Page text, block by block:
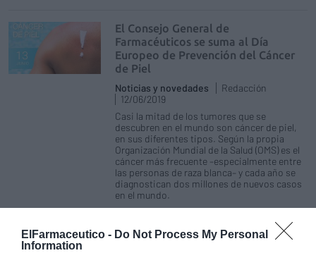
ElFarmaceutico - Do Not Process My Personal
Information
El Consejo General de
Farmacéuticos se suma al Día
Europeo de Prevención del Cáncer
de Piel
Noticias y novedades
Redacción
12/06/2019
Casi la mitad de los tumores que se
descubren en el mundo son cáncer de piel,
en sus diferentes tipos. Según la propia
Organización Mundial de la Salud (OMS) es el
cáncer más frecuente –especialmente entre
las personas de raza blanca– y cada año se
diagnostican dos millones de nuevos casos
en el mundo.
Los farmacéuticos catalanes presentaron los resultados
de tres campañas en el congreso de la FIP